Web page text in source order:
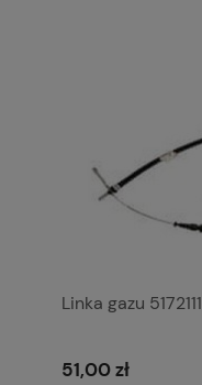
Linka gazu 5172111
51,00 zł